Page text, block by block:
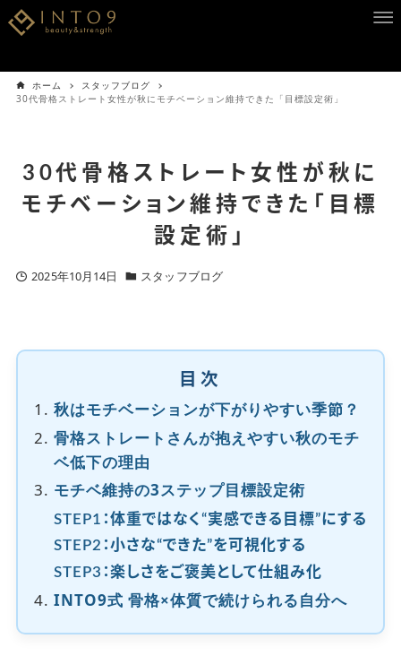
ホーム
スタッフブログ
30代骨格ストレート女性が秋にモチベーション維持できた「目標設定術」
30代骨格ストレート女性が秋に
モチベーション維持できた「目標
設定術」
2025年10月14日 スタッフブログ
目次
秋はモチベーションが下がりやすい季節？
骨格ストレートさんが抱えやすい秋のモチ
ベ低下の理由
モチベ維持の3ステップ目標設定術
STEP1：体重ではなく“実感できる目標”にする
STEP2：小さな“できた”を可視化する
STEP3：楽しさをご褒美として仕組み化
INTO9式 骨格×体質で続けられる自分へ